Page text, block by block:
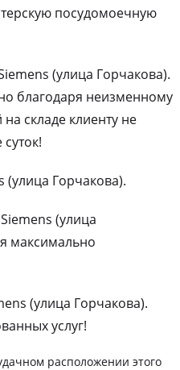
посудомоечную
(улица Горчакова).
благодаря неизменному
складе клиенту не
(улица Горчакова).
(улица
максимально
(улица Горчакова).
услуг!
расположении этого